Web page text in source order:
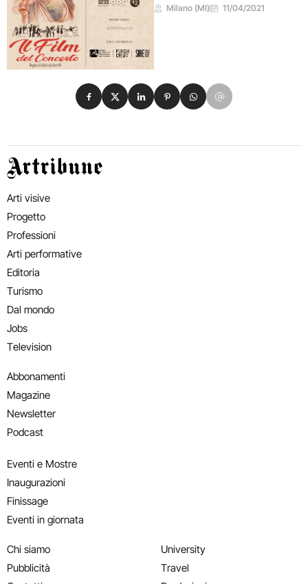
Milano (MI) 11/04/2021
Condividi su Facebook
Condividi su X
Condividi su LinkedIn
Condividi su Pinterest
Condividi su WhatsApp
Condividi su Email
Artribune
Arti visive
Progetto
Professioni
Arti performative
Editoria
Turismo
Dal mondo
Jobs
Television
Abbonamenti
Magazine
Newsletter
Podcast
Eventi e Mostre
Inaugurazioni
Finissage
Eventi in giornata
Chi siamo
Pubblicità
University
Travel